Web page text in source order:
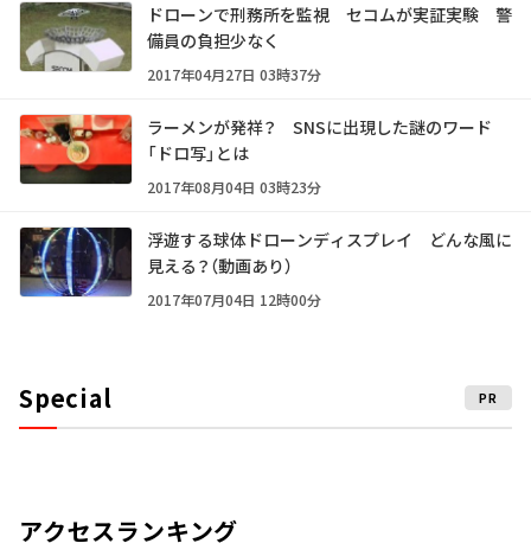
ドローンで刑務所を監視 セコムが実証実験 警
備員の負担少なく
2017年04月27日 03時37分
ラーメンが発祥？ SNSに出現した謎のワード
「ドロ写」とは
2017年08月04日 03時23分
浮遊する球体ドローンディスプレイ どんな風に
見える？（動画あり）
2017年07月04日 12時00分
Special PR
アクセスランキング